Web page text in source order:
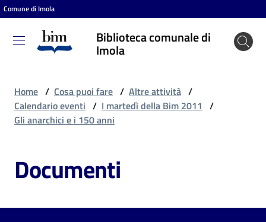
Vai al contenuto
Vai alla navigazione
Vai al footer
Comune di Imola
Biblioteca comunale di
Imola
Biblioteca
comunale
Cosa
fare
Home / Cosa puoi fare / Altre attività /
Calendario eventi / I martedì della Bim 2011 /
Gli anarchici e i 150 anni
Documenti